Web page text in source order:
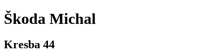
Škoda Michal
Kresba 44